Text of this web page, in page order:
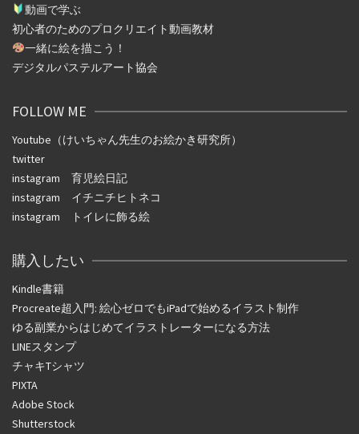
動画で学ぶ
初心者のためのプロクリエイト動画教材
一緒に絵を描こう！
デジタルパステルアート協会
FOLLOW ME
Youtube（けいちゃん先生のお絵かき研究所）
twitter
instagram 育児絵日記
instagram イチニチヒトネコ
instagram トイレに飾る絵
購入したい
Kindle書籍
Procreate超入門: 絵心ゼロでもiPadで始めるイラスト制作
ゆる副業からはじめてイラストレーターになる方法
LINEスタンプ
チャキTシャツ
PIXTA
Adobe Stock
Shutterstock